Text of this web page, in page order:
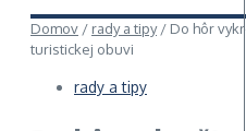
Domov / rady a tipy/ Do hôr
turistickej obuvi
rady a tipy